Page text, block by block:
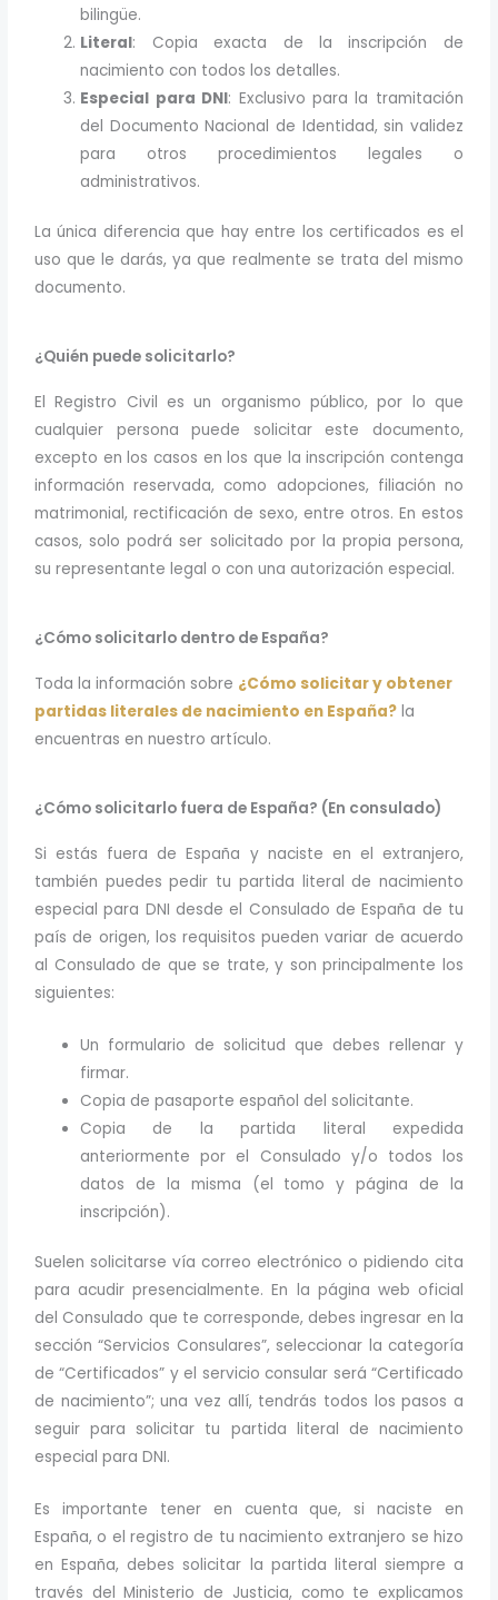
bilingüe.
Literal: Copia exacta de la inscripción de
nacimiento con todos los detalles.
Especial para DNI: Exclusivo para la tramitación
del Documento Nacional de Identidad, sin validez
para otros procedimientos legales o
administrativos.
La única diferencia que hay entre los certificados es el
uso que le darás, ya que realmente se trata del mismo
documento.
¿Quién puede solicitarlo?
El Registro Civil es un organismo público, por lo que
cualquier persona puede solicitar este documento,
excepto en los casos en los que la inscripción contenga
información reservada, como adopciones, filiación no
matrimonial, rectificación de sexo, entre otros. En estos
casos, solo podrá ser solicitado por la propia persona,
su representante legal o con una autorización especial.
¿Cómo solicitarlo dentro de España?
Toda la información sobre ¿Cómo solicitar y obtener
partidas literales de nacimiento en España? la
encuentras en nuestro artículo.
¿Cómo solicitarlo fuera de España? (En consulado)
Si estás fuera de España y naciste en el extranjero,
también puedes pedir tu partida literal de nacimiento
especial para DNI desde el Consulado de España de tu
país de origen, los requisitos pueden variar de acuerdo
al Consulado de que se trate, y son principalmente los
siguientes:
Un formulario de solicitud que debes rellenar y
firmar.
Copia de pasaporte español del solicitante.
Copia de la partida literal expedida
anteriormente por el Consulado y/o todos los
datos de la misma (el tomo y página de la
inscripción).
Suelen solicitarse vía correo electrónico o pidiendo cita
para acudir presencialmente. En la página web oficial
del Consulado que te corresponde, debes ingresar en la
sección “Servicios Consulares”, seleccionar la categoría
de “Certificados” y el servicio consular será “Certificado
de nacimiento”; una vez allí, tendrás todos los pasos a
seguir para solicitar tu partida literal de nacimiento
especial para DNI.
Es importante tener en cuenta que, si naciste en
España, o el registro de tu nacimiento extranjero se hizo
en España, debes solicitar la partida literal siempre a
través del Ministerio de Justicia, como te explicamos